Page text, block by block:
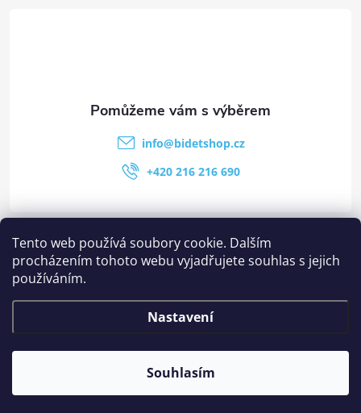
Tento web používá soubory cookie. Dalším
procházením tohoto webu vyjadřujete souhlas s jejich
používáním.
Nastavení
Souhlasím
Kategorie
Stránky
Ostatní informace
info@bidetshop.cz
+420 216 216 690
Copyright 2026Bidetshop.cz. Všechna práva vyhrazena.